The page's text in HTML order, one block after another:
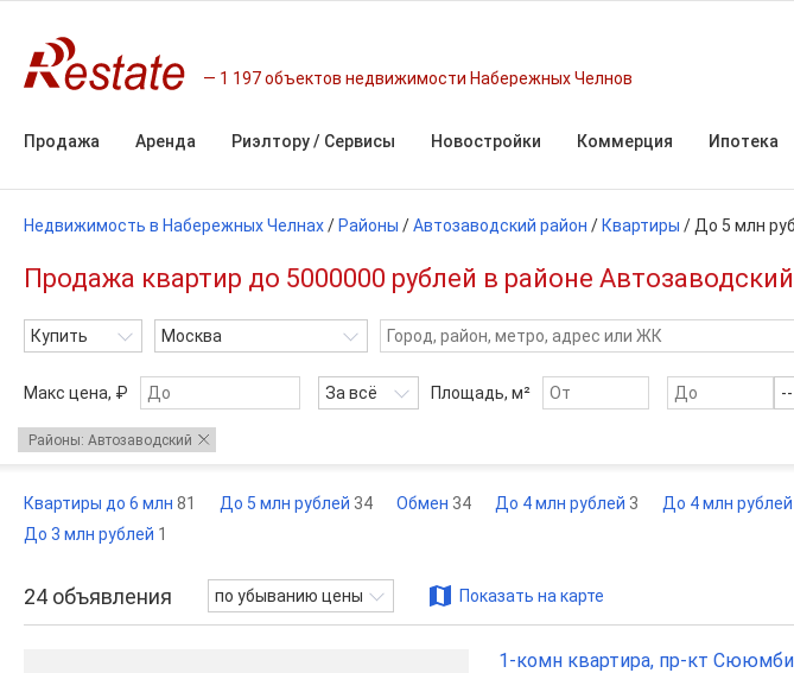
1 197 объектов недвижимости Набережных Челнов
Продажа Аренда Риэлтору / Сервисы Новостройки Коммерция Ипотека
Недвижимость в Набережных Челнах/ Районы /Автозаводский район / Квартиры / До 5 млн
Продажа квартир до 5000000 рублей в районе
Купить Москва
Макс цена, ₽ За всё Площадь, м² --
Районы: Автозаводский
Квартиры до 6 млн 81 До 5 млн рублей 34 Обмен 34 До 4 млн рублей 3 До 4 млн рублей
До 3 млн рублей 1
24 объявления по убыванию цены Показать на карте
1-комн квартира, пр-кт